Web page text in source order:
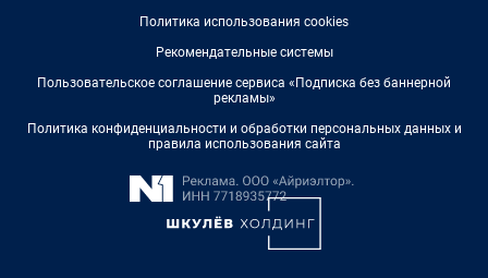
Политика использования cookies
Рекомендательные системы
Пользовательское соглашение сервиса «Подписка без баннерной
рекламы»
Политика конфиденциальности и обработки персональных данных и
правила использования сайта